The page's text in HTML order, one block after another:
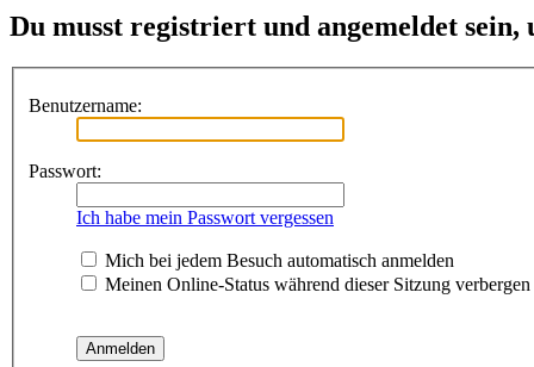
Du musst registriert und angemeldet sein,
Benutzername:
Passwort:
Ich habe mein Passwort vergessen
Mich bei jedem Besuch automatisch anmelden
Meinen Online-Status während dieser Sitzung verbergen